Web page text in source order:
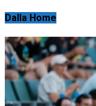
Dalla Home